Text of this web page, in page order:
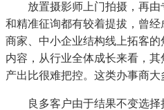
放置摄影师上门拍摄，再由
和精准征询都有较着提拔，曾
商家、中小企业结构线上拓客
内容，从行业全体成长来看，
产出比很难把控。这类办事商大
良多客户由于结果不变选择